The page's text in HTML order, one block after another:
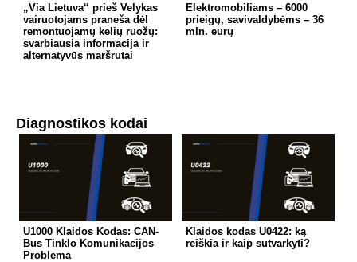
„Via Lietuva“ prieš Velykas
vairuotojams praneša dėl
remontuojamų kelių ruožų:
svarbiausia informacija ir
alternatyvūs maršrutai
Elektromobiliams – 6000
prieigų, savivaldybėms – 36
mln. eurų
Diagnostikos kodai
U1000 Klaidos Kodas: CAN-
Bus Tinklo Komunikacijos
Problema
Klaidos kodas U0422: ką
reiškia ir kaip sutvarkyti?